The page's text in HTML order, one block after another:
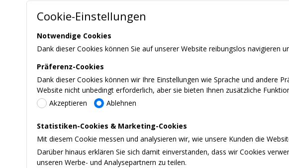
Cookie-Einstellungen
Notwendige Cookies
Dank dieser Cookies können Sie auf unserer Website reibungslos
Präferenz-Cookies
Dank dieser Cookies können wir Ihre Einstellungen wie Sprache und andere
Website nicht unbedingt erforderlich, aber sie bieten Ihnen zusätzliche
Akzeptieren
Ablehnen
Statistiken-Cookies & Marketing-Cookies
Mit diesem Cookie messen und analysieren wir, wie unsere Kunden die
Darüber hinaus erklären Sie sich damit einverstanden, dass wir Cookies
unseren Werbe- und Analysepartnern zu teilen.